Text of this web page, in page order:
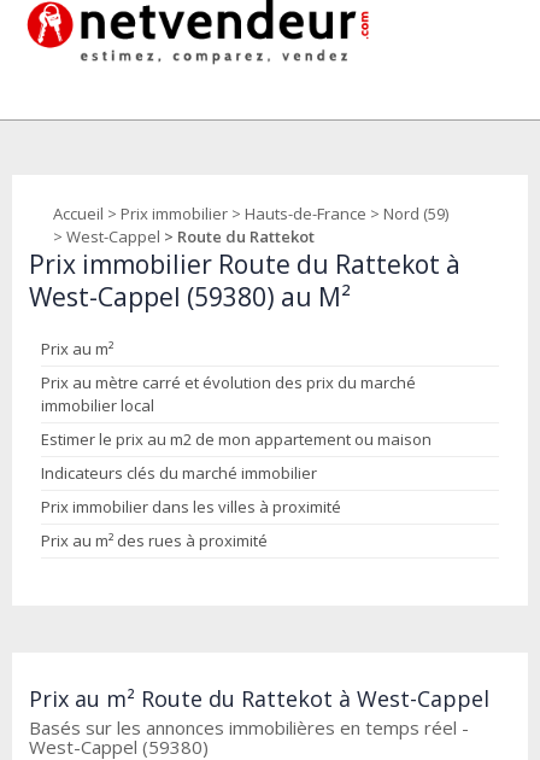
Accueil > Prix immobilier > Hauts-de-France > Nord (59)
> West-Cappel > Route du Rattekot
Prix immobilier Route du Rattekot à
West-Cappel (59380) au M²
Prix au m²
Prix au mètre carré et évolution des prix du marché
immobilier local
Estimer le prix au m2 de mon appartement ou maison
Indicateurs clés du marché immobilier
Prix immobilier dans les villes à proximité
Prix au m² des rues à proximité
Prix au m² Route du Rattekot à West-Cappel
Basés sur les annonces immobilières en temps réel -
West-Cappel (59380)